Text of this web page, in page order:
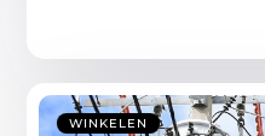
WINKELEN